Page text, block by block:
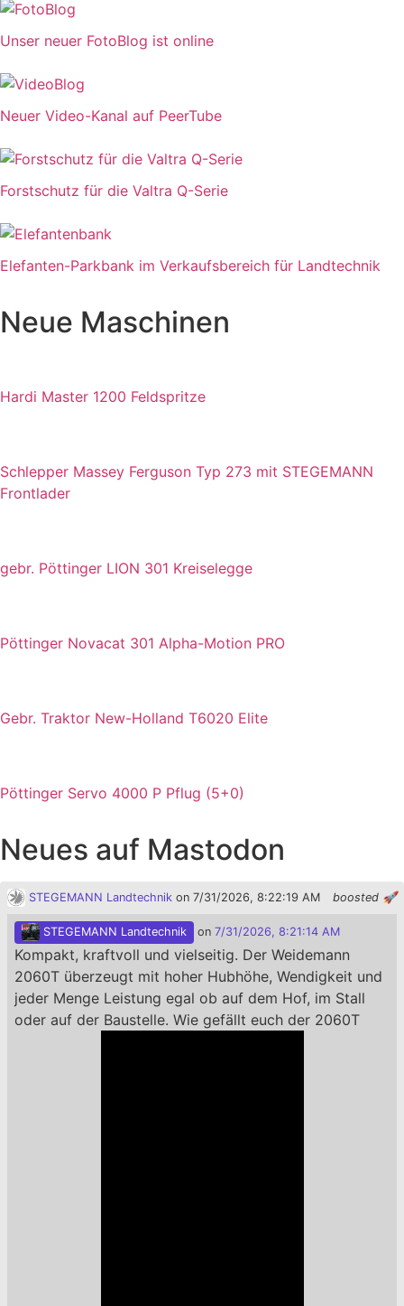
Unser neuer FotoBlog ist online
Neuer Video-Kanal auf PeerTube
Forstschutz für die Valtra Q-Serie
Elefanten-Parkbank im Verkaufsbereich für Landtechnik
Neue Maschinen
Hardi Master 1200 Feldspritze
Schlepper Massey Ferguson Typ 273 mit STEGEMANN
Frontlader
gebr. Pöttinger LION 301 Kreiselegge
Pöttinger Novacat 301 Alpha-Motion PRO
Gebr. Traktor New-Holland T6020 Elite
Pöttinger Servo 4000 P Pflug (5+0)
Neues auf Mastodon
boosted 🚀
STEGEMANN Landtechnik on 7/31/2026, 8:22:19 AM
STEGEMANN Landtechnik on 7/31/2026, 8:21:14 AM
Kompakt, kraftvoll und vielseitig. Der Weidemann
2060T überzeugt mit hoher Hubhöhe, Wendigkeit und
jeder Menge Leistung egal ob auf dem Hof, im Stall
oder auf der Baustelle. Wie gefällt euch der 2060T